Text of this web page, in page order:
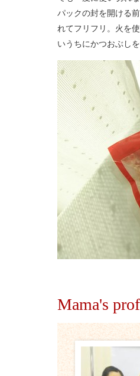
パックの封を開ける
れてフリフリ。火を
いうちにかつおぶし
Mama's